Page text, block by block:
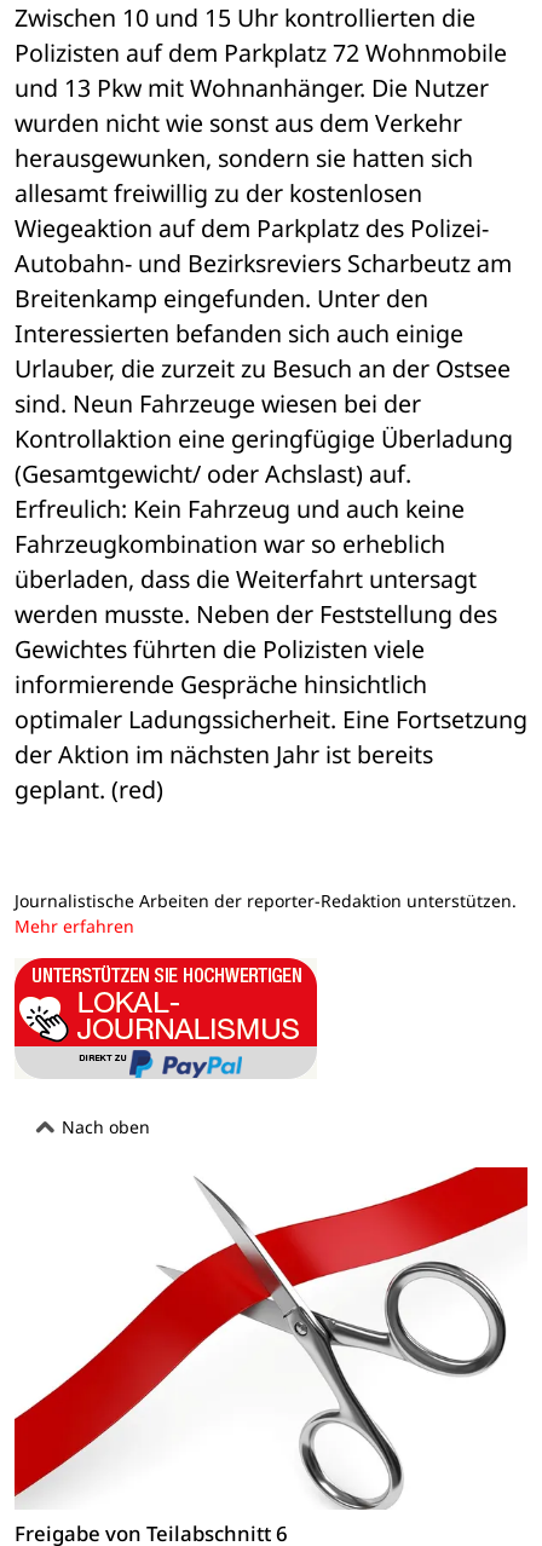
Zwischen 10 und 15 Uhr kontrollierten die
Polizisten auf dem Parkplatz 72 Wohnmobile
und 13 Pkw mit Wohnanhänger. Die Nutzer
wurden nicht wie sonst aus dem Verkehr
herausgewunken, sondern sie hatten sich
allesamt freiwillig zu der kostenlosen
Wiegeaktion auf dem Parkplatz des Polizei-
Autobahn- und Bezirksreviers Scharbeutz am
Breitenkamp eingefunden. Unter den
Interessierten befanden sich auch einige
Urlauber, die zurzeit zu Besuch an der Ostsee
sind. Neun Fahrzeuge wiesen bei der
Kontrollaktion eine geringfügige Überladung
(Gesamtgewicht/ oder Achslast) auf.
Erfreulich: Kein Fahrzeug und auch keine
Fahrzeugkombination war so erheblich
überladen, dass die Weiterfahrt untersagt
werden musste. Neben der Feststellung des
Gewichtes führten die Polizisten viele
informierende Gespräche hinsichtlich
optimaler Ladungssicherheit. Eine Fortsetzung
der Aktion im nächsten Jahr ist bereits
geplant. (red)
Journalistische Arbeiten der reporter-Redaktion unterstützen.
Mehr erfahren
Nach oben
Freigabe von Teilabschnitt 6